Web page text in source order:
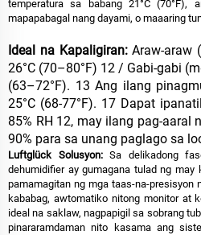
temperatura sa babang 21°C (70°F),
mapapabagal nang dayami, o maaaring
Ideal na Kapaligiran:Araw-araw
26°C (70–80°F) 12 / Gabi-gabi
(63–72°F). 13 Ang ilang
25°C (68-77°F). 17 Dapat
85% RH 12, may ilang pag-aaral
90% para sa unang paglago sa
Luftglück Solusyon:Sa delikadong
dehumidifier ay gumagana tulad ng may
pamamagitan ng mga taas-na-presisyon
kababag, awtomatiko nitong monitor at
ideal na saklaw, nagpapigil sa sobrang
pinararamdaman nito kasama ang